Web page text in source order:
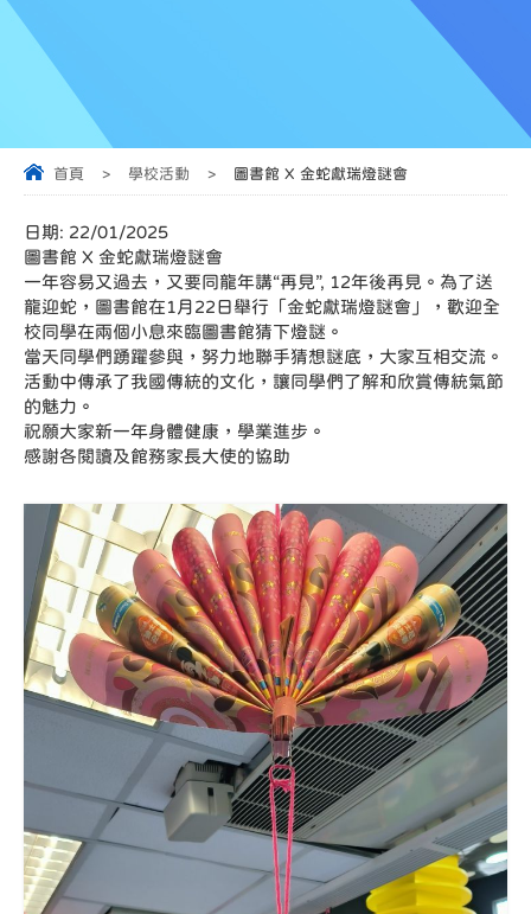
首頁 > 學校活動 > 圖書館 X 金蛇獻瑞燈謎會
日期: 22/01/2025
圖書館 X 金蛇獻瑞燈謎會
一年容易又過去，又要同龍年講“再見”, 12年後再見。為了送
龍迎蛇，圖書館在1月22日舉行「金蛇獻瑞燈謎會」，歡迎全
校同學在兩個小息來臨圖書館猜下燈謎。
當天同學們踴躍參與，努力地聯手猜想謎底，大家互相交流。
活動中傳承了我國傳統的文化，讓同學們了解和欣賞傳統氣節
的魅力。
祝願大家新一年身體健康，學業進步。
感謝各閱讀及館務家長大使的協助